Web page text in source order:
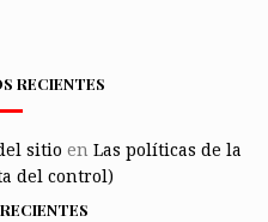
RECIENTES
sitio en Las políticas de la
del control)